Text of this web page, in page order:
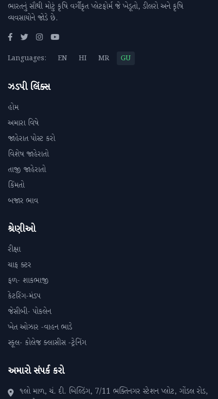
ભારતનું સૌથી મોટું કૃષિ વર્ગીકૃત પ્લેટફોર્મ જે ખેડૂતો, ડીલરો અને કૃષિ
વ્યવસાયોને જોડે છે.
Languages: EN HI MR GU
ઝડપી લિંક્સ
હોમ
અમારા વિષે
જાહેરાત પોસ્ટ કરો
વિશેષ જાહેરાતો
તાજી જાહેરાતો
કિંમતો
બજાર ભાવ
શ્રેણીઓ
રીક્ષા
ચાફ ક્ટર
ફળ- શાકભાજી
કેટરિંગ-મંડપ
જેસીબી- પોકલેન
ખેત ઓઝાર -વાહન ભાડે
સ્કૂલ- કોલેજ ક્લાસીસ -ટ્રેનિંગ
અમારો સંપર્ક કરો
૧લો માળ, ચં. દી. બિલ્ડિંગ, 7/11 ભક્તિનગર સ્ટેશન પ્લોટ, ગોંડલ રોડ,